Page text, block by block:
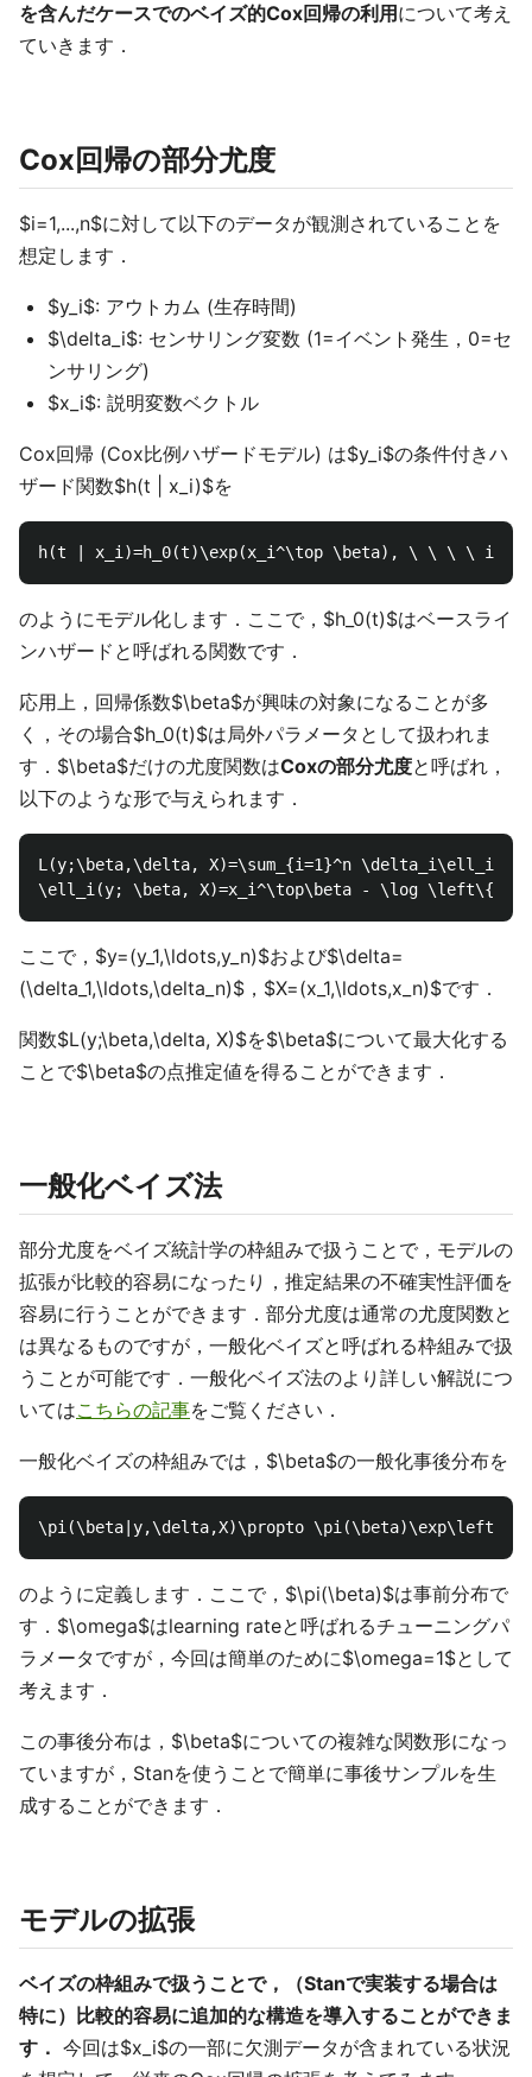
を含んだケースでのベイズ的Cox回帰の利用 について考え
ていきます．
Cox回帰の部分尤度
$i=1,...,n$に対して以下のデータが観測されていることを
想定します．
$y_i$: アウトカム (生存時間)
$\delta_i$: センサリング変数 (1=イベント発生，0=セ
ンサリング)
$x_i$: 説明変数ベクトル
Cox回帰 (Cox比例ハザードモデル) は$y_i$の条件付きハ
ザード関数$h(t | x_i)$を
のようにモデル化します．ここで，$h_0(t)$はベースライ
ンハザードと呼ばれる関数です．
応用上，回帰係数$\beta$が興味の対象になることが多
く，その場合$h_0(t)$は局外パラメータとして扱われま
す．$\beta$だけの尤度関数はCoxの部分尤度と呼ばれ，
以下のような形で与えられます．
L(y;\beta,\delta, X)=\sum_{i=1}^n
ここで，$y=(y_1,\ldots,y_n)$および$\delta=
(\delta_1,\ldots,\delta_n)$，$X=(x_1,\ldots,x_n)$です．
関数$L(y;\beta,\delta, X)$を$\beta$について最大化する
ことで$\beta$の点推定値を得ることができます．
一般化ベイズ法
部分尤度をベイズ統計学の枠組みで扱うことで，モデルの
拡張が比較的容易になったり，推定結果の不確実性評価を
容易に行うことができます．部分尤度は通常の尤度関数と
は異なるものですが，一般化ベイズと呼ばれる枠組みで扱
うことが可能です．一般化ベイズ法のより詳しい解説につ
いてはこちらの記事をご覧ください．
一般化ベイズの枠組みでは，$\beta$の一般化事後分布を
のように定義します．ここで，$\pi(\beta)$は事前分布で
す．$\omega$はlearning rateと呼ばれるチューニングパ
ラメータですが，今回は簡単のために$\omega=1$として
考えます．
この事後分布は，$\beta$についての複雑な関数形になっ
ていますが，Stanを使うことで簡単に事後サンプルを生
成することができます．
モデルの拡張
ベイズの枠組みで扱うことで，（Stanで実装する場合は
特に）比較的容易に追加的な構造を導入することができま
す． 今回は$x_i$の一部に欠測データが含まれている状況